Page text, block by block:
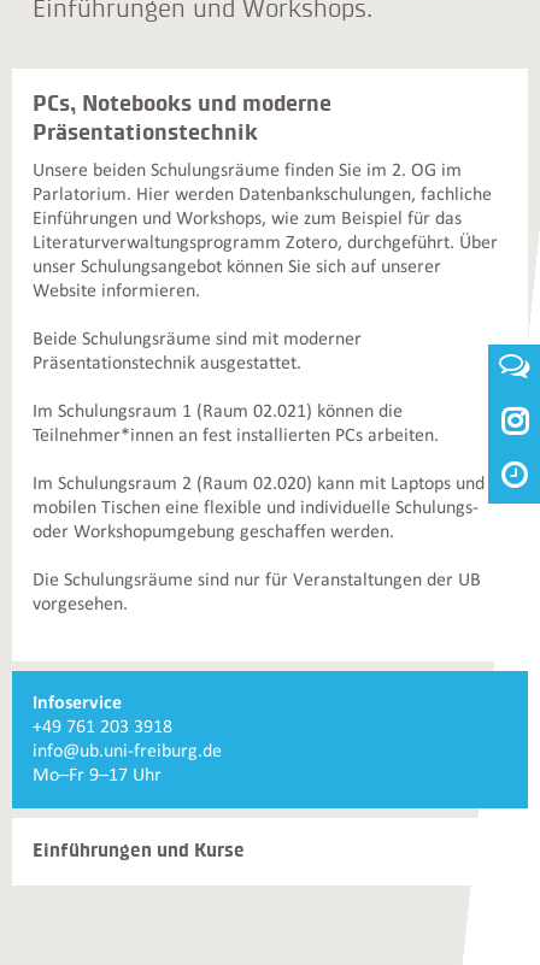
Einführungen und Workshops.
PCs, Notebooks und moderne
Präsentationstechnik
Unsere beiden Schulungsräume finden Sie im 2. OG im
Parlatorium. Hier werden Datenbankschulungen, fachliche
Einführungen und Workshops, wie zum Beispiel für das
Literaturverwaltungsprogramm Zotero, durchgeführt. Über
unser Schulungsangebot können Sie sich auf unserer
Website informieren.
Beide Schulungsräume sind mit moderner
Präsentationstechnik ausgestattet.
Im Schulungsraum 1 (Raum 02.021) können die
Teilnehmer*innen an fest installierten PCs arbeiten.
Im Schulungsraum 2 (Raum 02.020) kann mit Laptops und
mobilen Tischen eine flexible und individuelle Schulungs-
oder Workshopumgebung geschaffen werden.
Die Schulungsräume sind nur für Veranstaltungen der UB
vorgesehen.
Informationen
und
Kontakte
Infoservice
Telefonnummer
Infoservice
+49 761 203 3918
E-
Mail
info@ub.uni-freiburg.de
Servicezeiten
Mo–Fr 9–17 Uhr
Einführungen und Kurse
